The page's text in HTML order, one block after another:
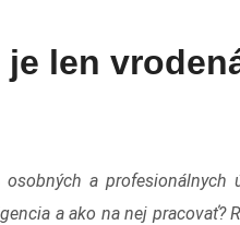
len
a profesionálnych
a ako na nej pracovať?